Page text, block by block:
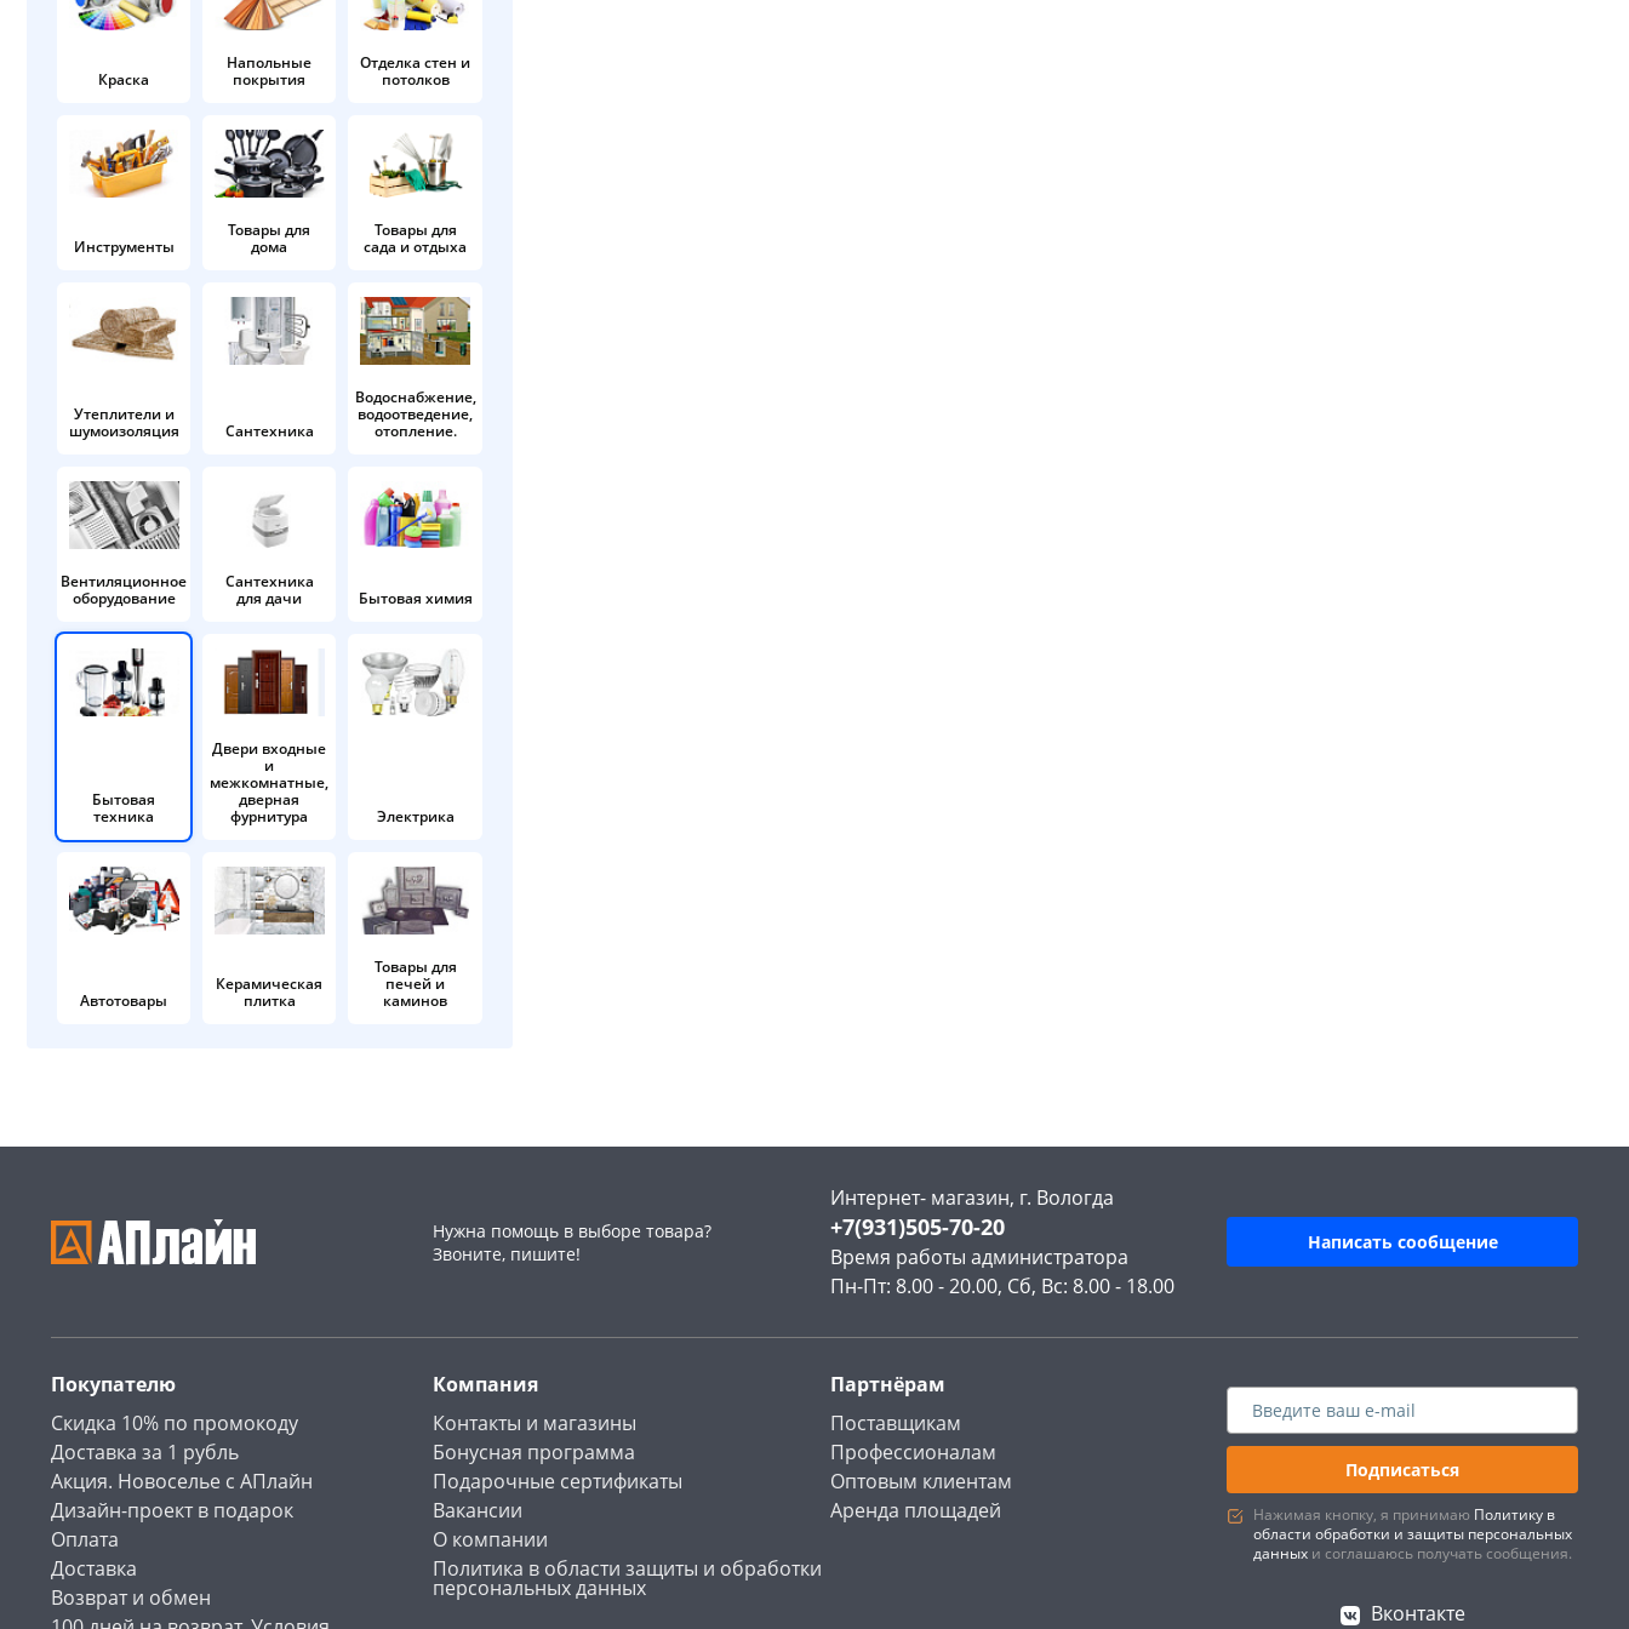
Краска
Напольные
покрытия
Отделка стен и
потолков
Инструменты
Товары для
дома
Товары для
сада и отдыха
Утеплители и
шумоизоляция
Сантехника
Водоснабжение,
водоотведение,
отопление.
Вентиляционное
оборудование
Сантехника
для дачи
Бытовая химия
Бытовая
техника
Двери входные
и
межкомнатные,
дверная
фурнитура
Электрика
Автотовары
Керамическая
плитка
Товары для
печей и
каминов
Нужна помощь в выборе товара?
Звоните, пишите!
Интернет- магазин, г. Вологда
+7(931)505-70-20
Время работы администратора
Пн-Пт: 8.00 - 20.00, Сб, Вс: 8.00 - 18.00
Написать сообщение
Покупателю
Скидка 10% по промокоду
Доставка за 1 рубль
Акция. Новоселье с АПлайн
Дизайн-проект в подарок
Оплата
Доставка
Возврат и обмен
Компания
Контакты и магазины
Бонусная программа
Подарочные сертификаты
Вакансии
О компании
Политика в области защиты и обработки
персональных данных
Партнёрам
Поставщикам
Профессионалам
Оптовым клиентам
Аренда площадей
Подписаться
Нажимая кнопку, я принимаю Политику в
области обработки и защиты персональных
данных и соглашаюсь получать сообщения.
Вконтакте
раз в 2 недели